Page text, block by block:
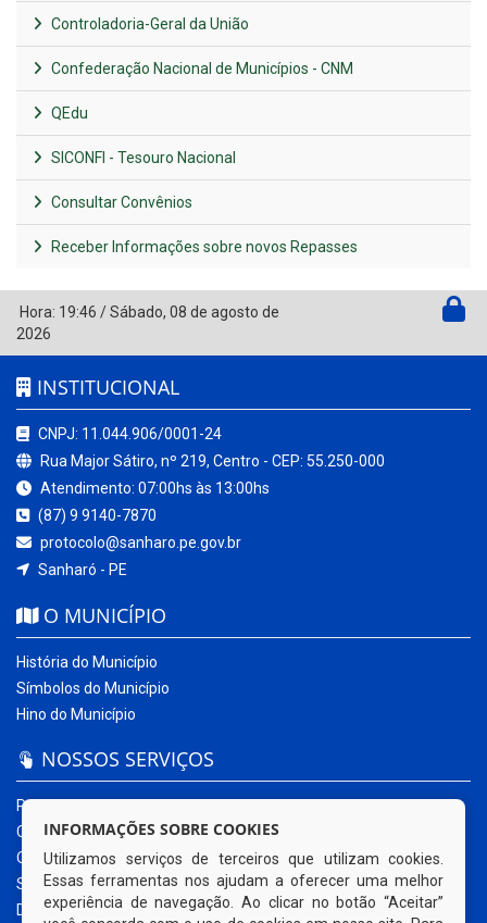
Controladoria-Geral da União
Confederação Nacional de Municípios - CNM
QEdu
SICONFI - Tesouro Nacional
Consultar Convênios
Receber Informações sobre novos Repasses
Hora: 19:46 /Sábado, 08 de agosto de
2026
INSTITUCIONAL
CNPJ: 11.044.906/0001-24
Rua Major Sátiro, nº 219, Centro - CEP: 55.250-000
Atendimento: 07:00hs às 13:00hs
(87) 9 9140-7870
protocolo@sanharo.pe.gov.br
Sanharó - PE
O MUNICÍPIO
História do Município
Símbolos do Município
Hino do Município
NOSSOS SERVIÇOS
Portal da Transparência
Carta de Serviços ao Usuário
Ouvidoria Municipal
Sistema Eletrônico – e-SIC
Diário Oficial
INFORMAÇÕES SOBRE COOKIES
Utilizamos serviços de terceiros que utilizam cookies.
Essas ferramentas nos ajudam a oferecer uma melhor
experiência de navegação. Ao clicar no botão “Aceitar”